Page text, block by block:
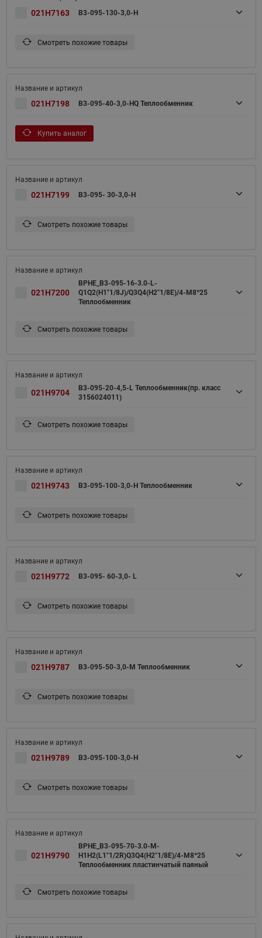
021H7163 B3-095-130-3,0-H
Смотреть похожие товары
021H7198 B3-095-40-3,0-HQ Теплообменник
Купить аналог
021H7199 B3-095- 30-3,0-H
Смотреть похожие товары
021H7200
BPHE_B3-095-16-3.0-L-
Q1Q2(H1"1/8J)/Q3Q4(H2"1/8E)/4-M8*25
Теплообменник
Смотреть похожие товары
021H9704
B3-095-20-4,5-L Теплообменник(пр. класс
3156024011)
Смотреть похожие товары
021H9743 B3-095-100-3,0-H Теплообменник
Смотреть похожие товары
021H9772 B3-095- 60-3,0- L
Смотреть похожие товары
021H9787 B3-095-50-3,0-M Теплообменник
Смотреть похожие товары
021H9789 B3-095-100-3,0-H
Смотреть похожие товары
021H9790
BPHE_B3-095-70-3.0-M-
H1H2(L1"1/2R)Q3Q4(H2"1/8E)/4-M8*25
Теплообменник пластинчатый паяный
Смотреть похожие товары